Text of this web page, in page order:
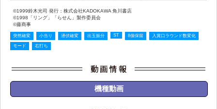
©1999鈴木光司 発行：株式会社KADOKAWA 角川書店
©1998「リング」「らせん」製作委員会
©藤商事
突然確変 小当り 潜伏確変 出玉振分 ST 8個保留 入賞口ラウンド数変化
モード 右打ち
機種動画